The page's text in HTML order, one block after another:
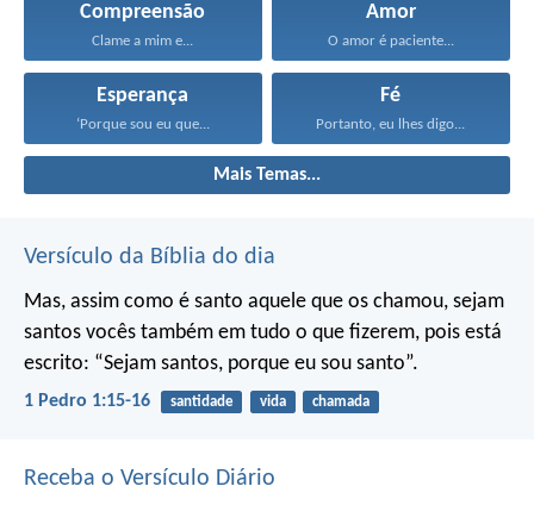
Compreensão
Clame a mim e...
Amor
O amor é paciente...
Esperança
‘Porque sou eu que...
Fé
Portanto, eu lhes digo...
Mais Temas...
Versículo da Bíblia do dia
Mas, assim como é santo aquele que os chamou, sejam
santos vocês também em tudo o que fizerem, pois está
escrito: “Sejam santos, porque eu sou santo”.
1 Pedro 1:15-16 santidade vida chamada
Receba o Versículo Diário